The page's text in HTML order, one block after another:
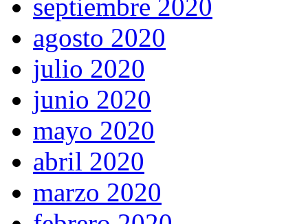
septiembre 2020
agosto 2020
julio 2020
junio 2020
mayo 2020
abril 2020
marzo 2020